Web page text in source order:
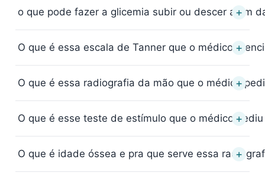
o que pode fazer a glicemia subir ou descer além
+
O que é essa escala de Tanner que o médico +
O que é essa radiografia da mão que o médico
+
O que é esse teste de estímulo que o médico +
O que é idade óssea e pra que serve essa +